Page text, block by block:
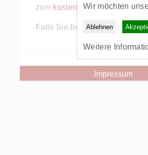
Wir möchten
Ablehnen
Weitere
zum kostenlosen RR+
Falls Sie bereits RR+
Impressum